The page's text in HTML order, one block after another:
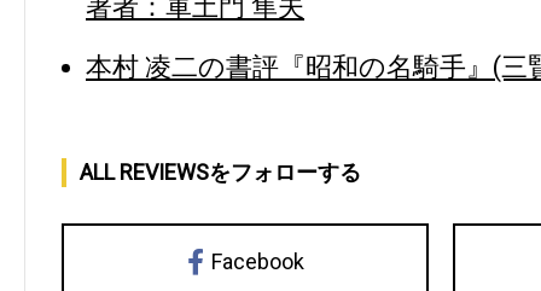
著者：軍土門 隼夫
本村 凌二の書評『昭和の名騎手』(三
ALL REVIEWSをフォローする
Facebook